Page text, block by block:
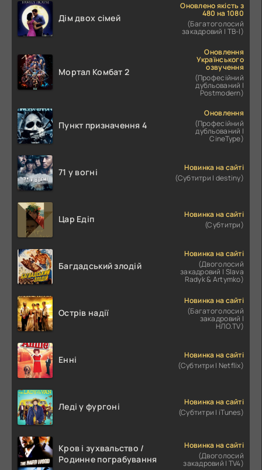
Дім двох сімей
Оновлено якість з
480 на 1080
(Багатоголосий
закадровий | ТВ-І)
Мортал Комбат 2
Оновлення
Українського
озвучення
(Професійний
дубльований |
Postmodern)
Пункт призначення 4
Оновлення
(Професійний
дубльований |
CineType)
71 у вогні
Новинка на сайті
(Субтитри | destiny)
Цар Едіп
Новинка на сайті
(Субтитри)
Багдадський злодій
Новинка на сайті
(Двоголосий
закадровий | Slava
Radyk & Artymko)
Острів надії
Новинка на сайті
(Багатоголосий
закадровий |
НЛО.TV)
Енні
Новинка на сайті
(Субтитри | Netflix)
Леді у фургоні
Новинка на сайті
(Субтитри | iTunes)
Кров і зухвальство /
Родинне пограбування
Новинка на сайті
(Двоголосий
закадровий | TV4)